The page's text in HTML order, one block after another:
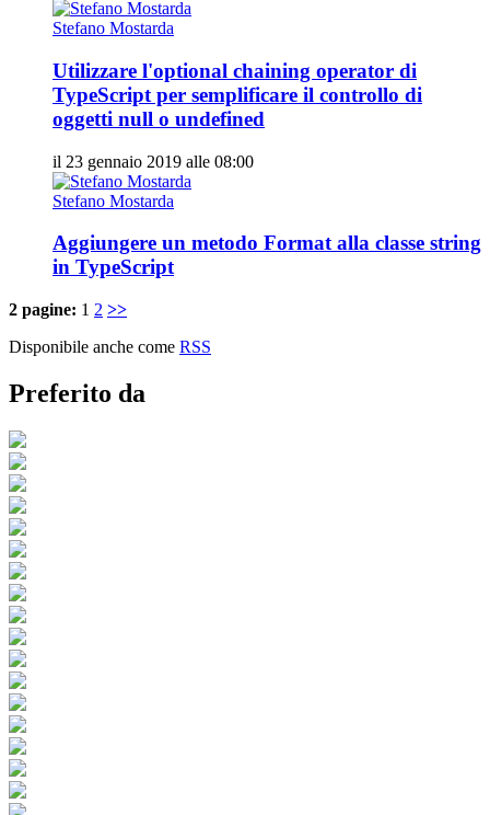
Stefano Mostarda
Utilizzare l'optional chaining operator di
TypeScript per semplificare il controllo di
oggetti null o undefined
il 23 gennaio 2019 alle 08:00
Stefano Mostarda
Aggiungere un metodo Format alla classe string
in TypeScript
2 pagine: 1 2 >>
Disponibile anche come RSS
Preferito da